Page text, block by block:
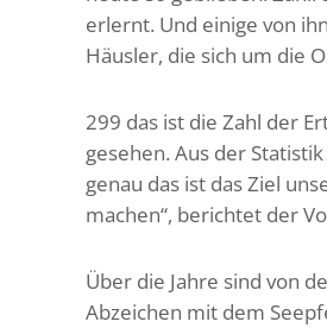
erlernt. Und einige von
Häusler, die sich um die
299 das ist die Zahl der
gesehen. Aus der
genau das ist das Ziel
machen“, berichtet der
Über die Jahre sind von
Abzeichen mit dem